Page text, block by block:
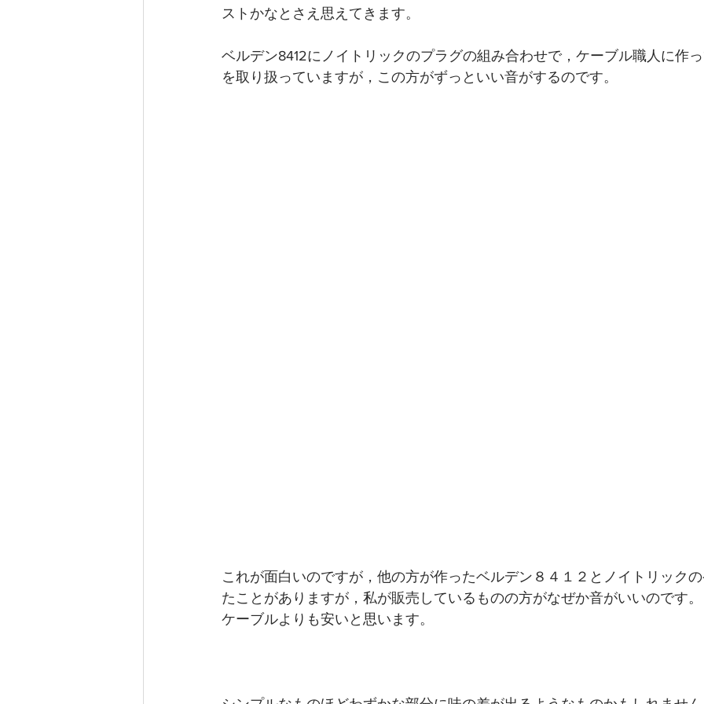
ストかなとさえ思えてきます。
ベルデン8412にノイトリックのプラグの組み合わせで，ケーブル職人に作
を取り扱っていますが，この方がずっといい音がするのです。
これが面白いのですが，他の方が作ったベルデン８４１２とノイトリック
たことがありますが，私が販売しているものの方がなぜか音がいいのです
ケーブルよりも安いと思います。